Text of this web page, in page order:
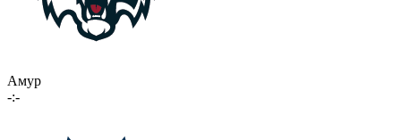
Амур
-:-